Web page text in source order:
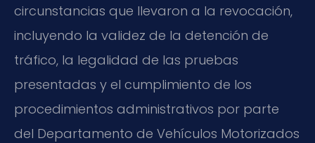
circunstancias que llevaron a la revocación,
incluyendo la validez de la detención de
tráfico, la legalidad de las pruebas
presentadas y el cumplimiento de los
procedimientos administrativos por parte
del Departamento de Vehículos Motorizados